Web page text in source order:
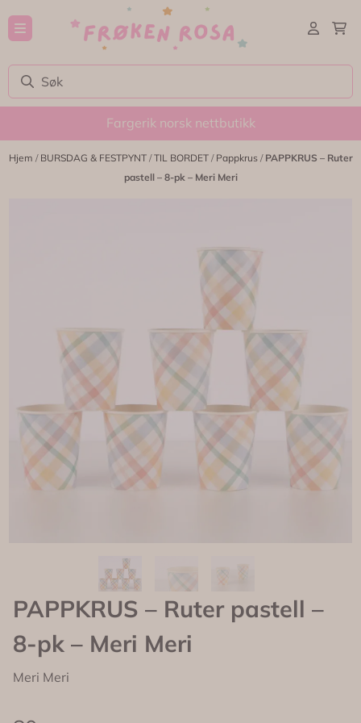
Hopp til innhold
Fargerik norsk nettbutikk
Hjem / BURSDAG & FESTPYNT /TIL BORDET / Pappkrus / PAPPKRUS – Ruter
pastell – 8-pk – Meri Meri
PAPPKRUS – Ruter pastell –
8-pk – Meri Meri
Meri Meri